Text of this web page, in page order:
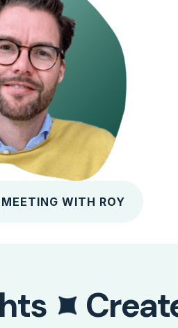
WITH ROY